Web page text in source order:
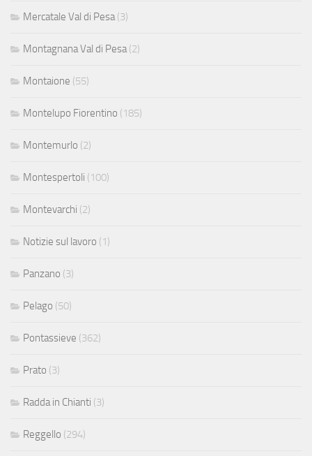
Mercatale Val di Pesa(3)
Montagnana Val di Pesa(2)
Montaione (55)
Montelupo Fiorentino (185)
Montemurlo (2)
Montespertoli (100)
Montevarchi (2)
Notizie sul lavoro (1)
Panzano (3)
Pelago (50)
Pontassieve (362)
Prato (3)
Radda in Chianti (3)
Reggello (294)